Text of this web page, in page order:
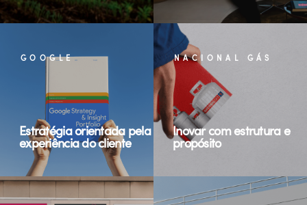
GOOGLE
Estratégia orientada pela
experiência do cliente
NACIONAL GÁS
Inovar com estrutura e
propósito